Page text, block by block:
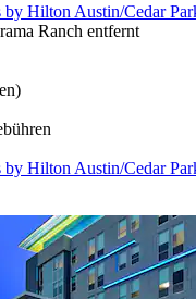
by Hilton Austin/Cedar
Ranch entfernt
by Hilton Austin/Cedar